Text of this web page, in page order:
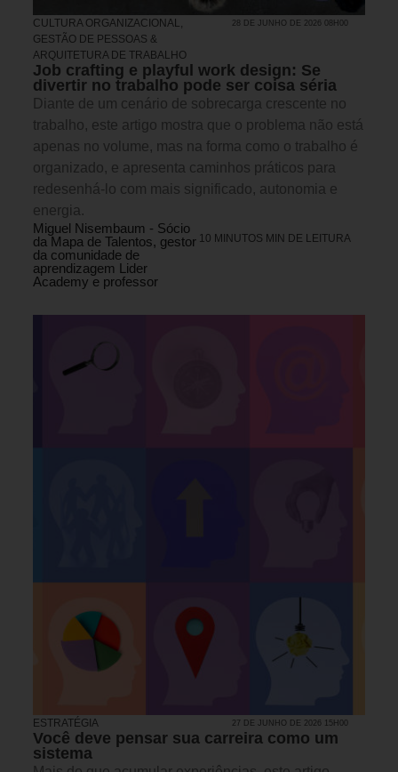
CULTURA ORGANIZACIONAL
GESTÃO DE PESSOAS &
ARQUITETURA DE TRABALHO
28 DE JUNHO DE 2026 08H00
Job crafting e playful work design: Se
divertir no trabalho pode ser coisa séria
Diante de um cenário de sobrecarga crescente no
trabalho, este artigo mostra que o problema não está
apenas no volume, mas na forma como o trabalho é
organizado, e apresenta caminhos práticos para
redesenhá-lo com mais significado, autonomia e
energia.
Miguel Nisembaum - Sócio
da Mapa de Talentos, gestor
da comunidade de
aprendizagem Lider
Academy e professor
10 MINUTOS MIN DE LEITURA
ESTRATÉGIA 27 DE JUNHO DE 2026 15H00
Você deve pensar sua carreira como um
sistema